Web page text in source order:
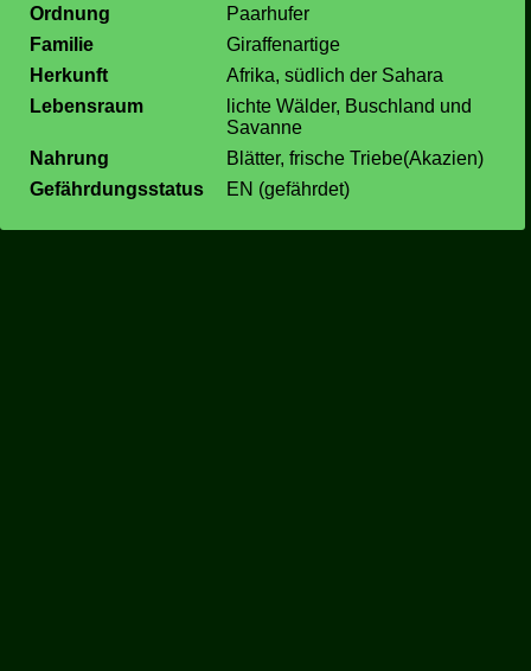
Ordnung
Paarhufer
Familie
Giraffenartige
Herkunft
Afrika, südlich der Sahara
Lebensraum
lichte Wälder, Buschland und
Savanne
Nahrung
Blätter, frische Triebe(Akazien)
Gefährdungsstatus
EN (gefährdet)